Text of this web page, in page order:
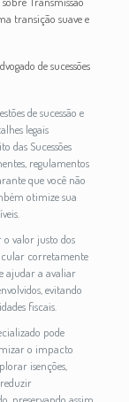
transição suave e
de sucessões
de sucessão e
legais
das Sucessões
regulamentos
que você não
otimize sua
valor justo dos
corretamente
ajudar a avaliar
evitando
fiscais.
pode
o impacto
isenções,